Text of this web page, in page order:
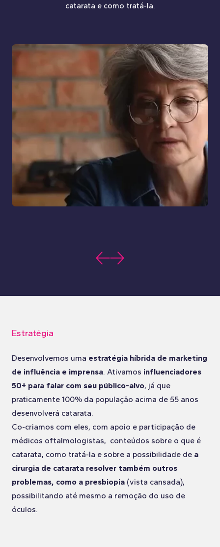
catarata e como tratá-la.
Estratégia
Desenvolvemos uma estratégia híbrida de marketing
de influência e imprensa. Ativamos influenciadores
50+ para falar com seu público-alvo, já que
praticamente 100% da população acima de 55 anos
desenvolverá catarata.
Co-criamos com eles, com apoio e participação de
médicos oftalmologistas, conteúdos sobre o que é
catarata, como tratá-la e sobre a possibilidade de a
cirurgia de catarata resolver também outros
problemas, como a presbiopia (vista cansada),
possibilitando até mesmo a remoção do uso de
óculos.